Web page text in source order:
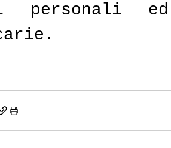
personali ed